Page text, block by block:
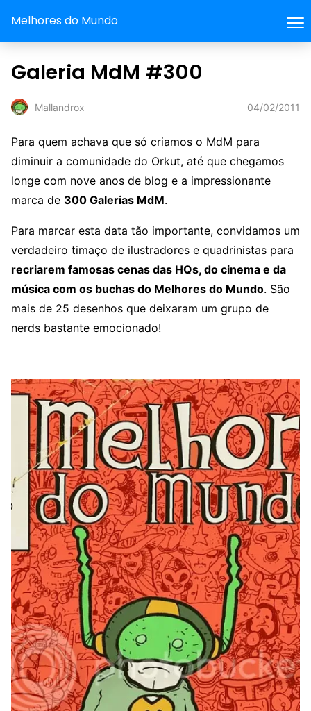
Melhores do Mundo
Galeria MdM #300
Mallandrox 04/02/2011
Para quem achava que só criamos o MdM para
diminuir a comunidade do Orkut, até que chegamos
longe com nove anos de blog e a impressionante
marca de 300 Galerias MdM.
Para marcar esta data tão importante, convidamos um
verdadeiro timaço de ilustradores e quadrinistas para
recriarem famosas cenas das HQs, do cinema e da
música com os buchas do Melhores do Mundo. São
mais de 25 desenhos que deixaram um grupo de
nerds bastante emocionado!